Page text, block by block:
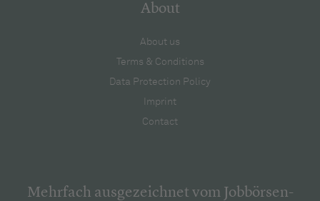
About
About us
Terms & Conditions
Data Protection Policy
Imprint
Contact
Mehrfach ausgezeichnet vom Jobbörsen-